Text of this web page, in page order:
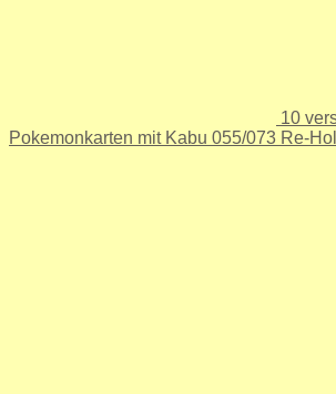
10
Pokemonkarten mit Kabu 055/073 Re-